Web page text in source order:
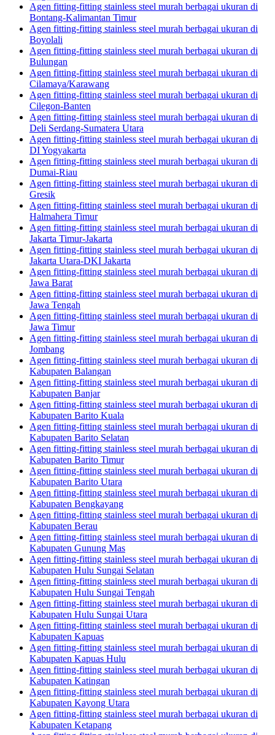
Agen fitting-fitting stainless steel murah berbagai ukuran di
Bontang-Kalimantan Timur
Agen fitting-fitting stainless steel murah berbagai ukuran di
Boyolali
Agen fitting-fitting stainless steel murah berbagai ukuran di
Bulungan
Agen fitting-fitting stainless steel murah berbagai ukuran di
Cilamaya/Karawang
Agen fitting-fitting stainless steel murah berbagai ukuran di
Cilegon-Banten
Agen fitting-fitting stainless steel murah berbagai ukuran di
Deli Serdang-Sumatera Utara
Agen fitting-fitting stainless steel murah berbagai ukuran di
DI Yogyakarta
Agen fitting-fitting stainless steel murah berbagai ukuran di
Dumai-Riau
Agen fitting-fitting stainless steel murah berbagai ukuran di
Gresik
Agen fitting-fitting stainless steel murah berbagai ukuran di
Halmahera Timur
Agen fitting-fitting stainless steel murah berbagai ukuran di
Jakarta Timur-Jakarta
Agen fitting-fitting stainless steel murah berbagai ukuran di
Jakarta Utara-DKI Jakarta
Agen fitting-fitting stainless steel murah berbagai ukuran di
Jawa Barat
Agen fitting-fitting stainless steel murah berbagai ukuran di
Jawa Tengah
Agen fitting-fitting stainless steel murah berbagai ukuran di
Jawa Timur
Agen fitting-fitting stainless steel murah berbagai ukuran di
Jombang
Agen fitting-fitting stainless steel murah berbagai ukuran di
Kabupaten Balangan
Agen fitting-fitting stainless steel murah berbagai ukuran di
Kabupaten Banjar
Agen fitting-fitting stainless steel murah berbagai ukuran di
Kabupaten Barito Kuala
Agen fitting-fitting stainless steel murah berbagai ukuran di
Kabupaten Barito Selatan
Agen fitting-fitting stainless steel murah berbagai ukuran di
Kabupaten Barito Timur
Agen fitting-fitting stainless steel murah berbagai ukuran di
Kabupaten Barito Utara
Agen fitting-fitting stainless steel murah berbagai ukuran di
Kabupaten Bengkayang
Agen fitting-fitting stainless steel murah berbagai ukuran di
Kabupaten Berau
Agen fitting-fitting stainless steel murah berbagai ukuran di
Kabupaten Gunung Mas
Agen fitting-fitting stainless steel murah berbagai ukuran di
Kabupaten Hulu Sungai Selatan
Agen fitting-fitting stainless steel murah berbagai ukuran di
Kabupaten Hulu Sungai Tengah
Agen fitting-fitting stainless steel murah berbagai ukuran di
Kabupaten Hulu Sungai Utara
Agen fitting-fitting stainless steel murah berbagai ukuran di
Kabupaten Kapuas
Agen fitting-fitting stainless steel murah berbagai ukuran di
Kabupaten Kapuas Hulu
Agen fitting-fitting stainless steel murah berbagai ukuran di
Kabupaten Katingan
Agen fitting-fitting stainless steel murah berbagai ukuran di
Kabupaten Kayong Utara
Agen fitting-fitting stainless steel murah berbagai ukuran di
Kabupaten Ketapang